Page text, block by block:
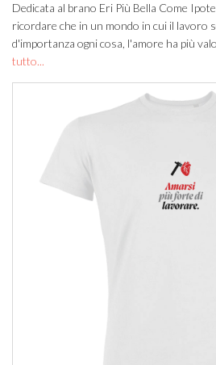
Dedicata al brano Eri Più Bella Come
ricordare che in un mondo in cui il lavoro
d'importanza ogni cosa, l'amore ha più
tutto...